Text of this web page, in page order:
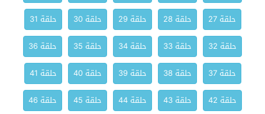
حلقة 27
حلقة 28 حلقة 29 حلقة 30
حلقة 31
حلقة 32
حلقة 33 حلقة 34 حلقة 35
حلقة 36
حلقة 37
حلقة 38 حلقة 39 حلقة 40
حلقة 41
حلقة 42
حلقة 43 حلقة 44 حلقة 45
حلقة 46